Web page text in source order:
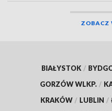
ZOBACZ
BIAŁYSTOK /
GORZÓW WLKP. /
KRAKÓW / LUBLIN /